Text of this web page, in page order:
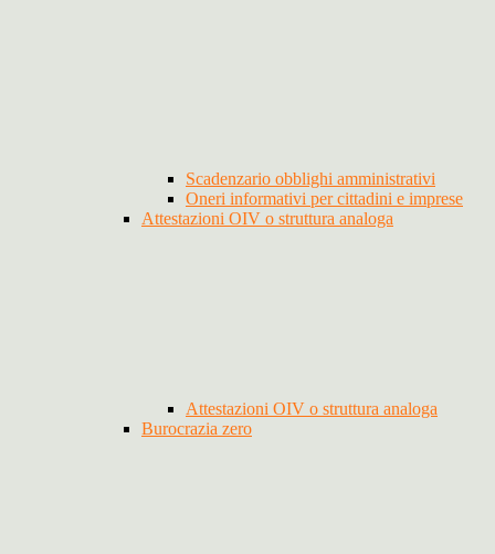
Scadenzario obblighi amministrativi
Oneri informativi per cittadini e imprese
Attestazioni OIV o struttura analoga
Attestazioni OIV o struttura analoga
Burocrazia zero